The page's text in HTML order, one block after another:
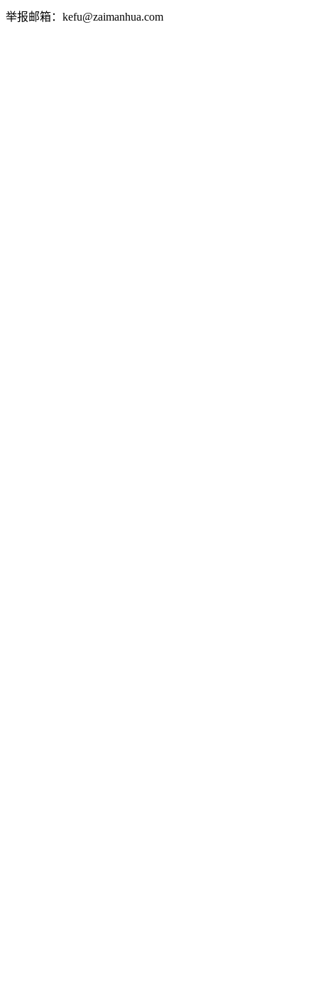
举报邮箱：kefu@zaimanhua.com